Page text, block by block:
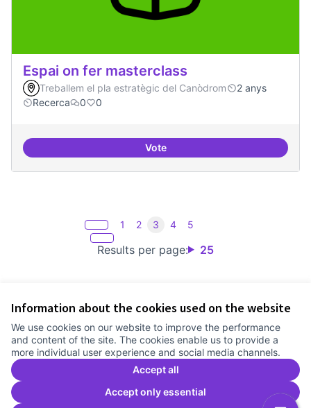
Information about the cookies used on the website
We use cookies on our website to improve the performance
and content of the site. The cookies enable us to provide a
more individual user experience and social media channels.
Accept all
Accept only essential
Espai on fer masterclass
Treballem el pla estratègic del Canòdrom
2 anys
Recerca
0 0
VoteEspai on fer masterclass
Results per page: 25
1 2 3 4 5
Cookie settings
Comunitat Canòdrom at Facebook
(External link)
Comunitat Canòdrom at Instagram
(External link)
Comunitat Canòdrom at YouTube
(External link)
English
Triar la llenguaElegir el idiomaChoose language